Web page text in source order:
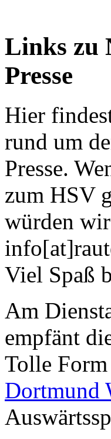
Links zu
Presse
Hier
rund um
Presse.
zum HSV
würden
Viel Spaß
Am
empfänt
Tolle
Dortmund